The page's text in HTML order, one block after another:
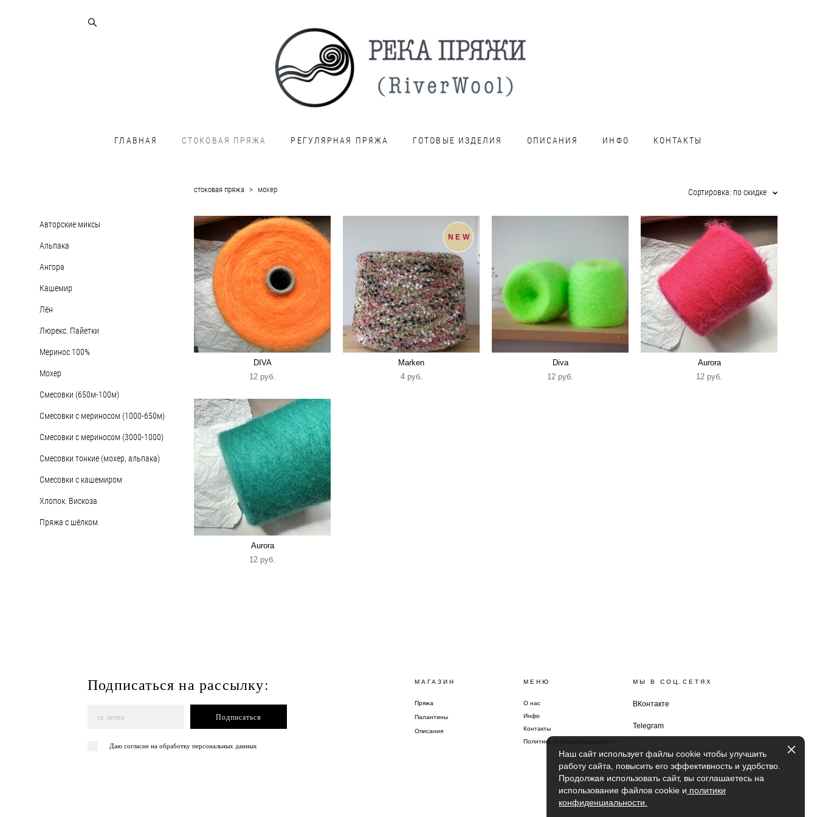
ГЛАВНАЯ СТОКОВАЯ ПРЯЖА РЕГУЛЯРНАЯ ПРЯЖА ГОТОВЫЕ ИЗДЕЛИЯ ОПИСАНИЯ ИНФО КОНТАКТЫ
Авторские миксы
Альпака
Ангора
Кашемир
Лён
Люрекс. Пайетки
Меринос 100%
Мохер
Смесовки (650м-100м)
Смесовки с мериносом (1000-650м)
Смесовки с мериносом (3000-1000)
Смесовки тонкие (мохер, альпака)
Смесовки с кашемиром
Хлопок. Вискоза
Пряжа с шёлком
стоковая пряжа > мохер Сортировка: по скидке
DIVA
12 pуб.
NEW
Marken
4 pуб.
Diva
12 pуб.
Aurora
12 pуб.
Aurora
12 pуб.
Подписаться на рассылку:
Подписаться
Даю согласие на обработку персональных данных
МАГАЗИН
Пряжа
Палантины
Описания
МЕНЮ
О нас
Инфо
Контакты
Политика конфиденциальности
МЫ В СОЦ.СЕТЯХ
ВКонтакте
Telegram
Наш сайт использует файлы cookie чтобы улучшить
работу сайта, повысить его эффективность и удобство.
Продолжая использовать сайт, вы соглашаетесь на
использование файлов cookie и политики
конфиденциальности.